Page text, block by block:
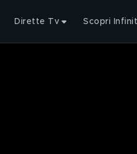
Dirette Tv Scopri